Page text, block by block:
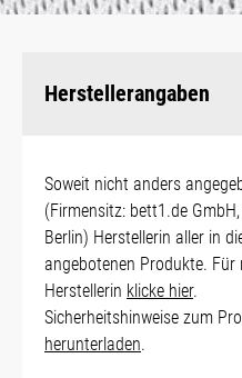
Herstellerangaben
Soweit nicht anders
(Firmensitz: bett1.de
Berlin) Herstellerin aller in
angebotenen Produkte.
Herstellerin klicke hier.
Sicherheitshinweise zum
herunterladen.